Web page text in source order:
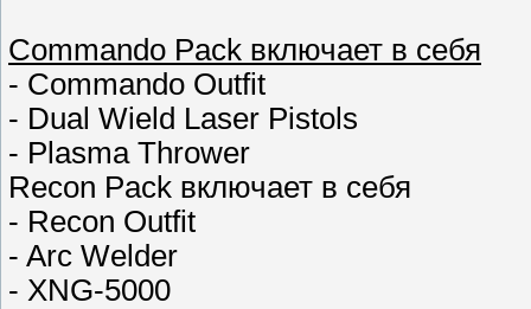
Commando Pack включает в себя
- Commando Outfit
- Dual Wield Laser Pistols
- Plasma Thrower
Recon Pack включает в себя
- Recon Outfit
- Arc Welder
- XNG-5000